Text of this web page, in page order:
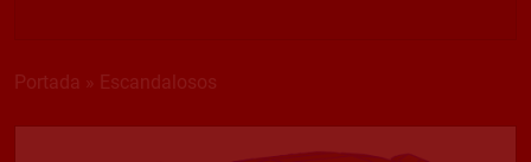
Portada Escandalosos